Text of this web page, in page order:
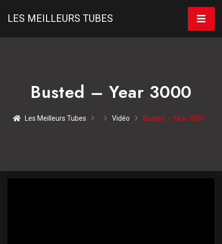
LES MEILLEURS TUBES
Busted – Year 3000
Les Meilleurs Tubes Vidéo Busted – Year 3000